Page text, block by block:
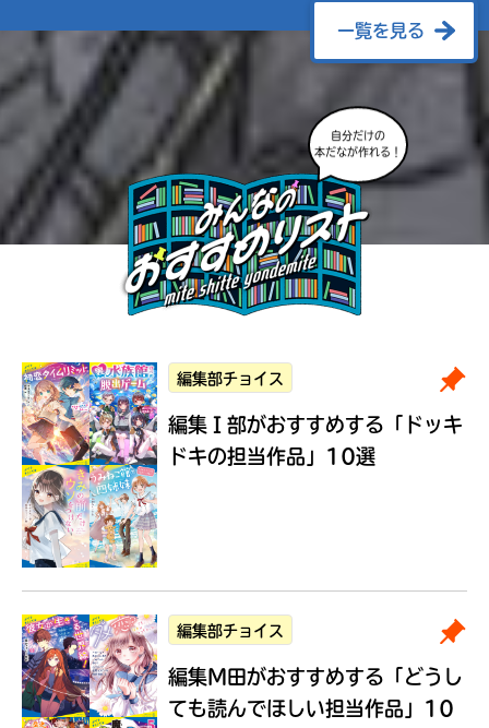
一覧を見る
自分だけの
本だなが作れる！
編集部チョイス
編集Ｉ部がおすすめする 「ドッキ
ドキの担当作品」10選
編集部チョイス
編集M田がおすすめする 「どうし
ても読んでほしい担当作品」10